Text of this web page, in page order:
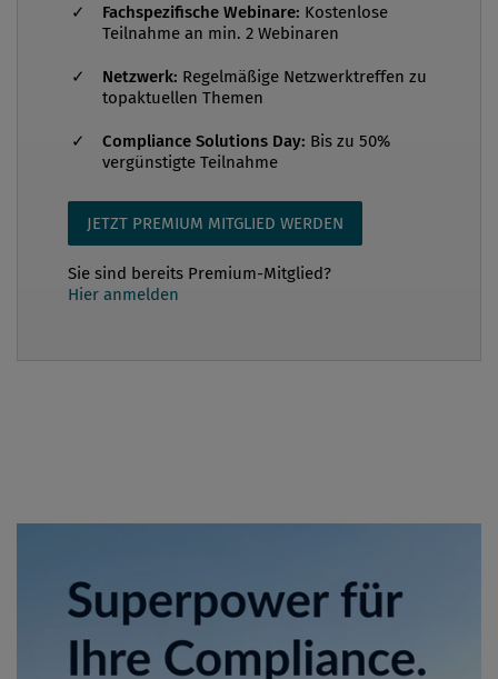
2023 veröffentlicht. Dieser Entwurf wurde bereits im
Fachspezifische Webinare: Kostenlose
Teilnahme an min. 2 Webinaren
Netzwerk: Regelmäßige Netzwerktreffen zu
topaktuellen Themen
Compliance Solutions Day: Bis zu 50%
vergünstigte Teilnahme
JETZT PREMIUM MITGLIED WERDEN
Sie sind bereits Premium-Mitglied?
Hier anmelden